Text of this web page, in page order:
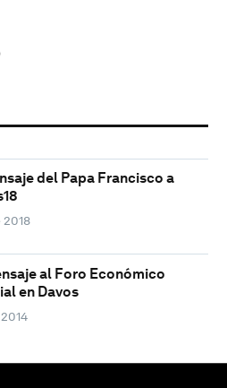
del Papa Francisco a
2018
al Foro Económico
en Davos